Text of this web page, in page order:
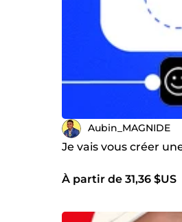
Aubin_MAGNIDE
Je vais vous créer
À partir de 31,36 $US